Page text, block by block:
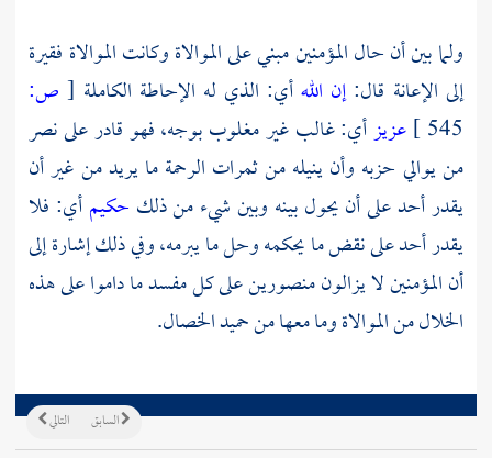
ولما بين أن حال المؤمنين مبني على الموالاة وكانت الموالاة فقيرة
إلى الإعانة قال:إن اللهأي: الذي له الإحاطة الكاملة [ ص:
545 ] عزيزأي: غالب غير مغلوب بوجه، فهو قادر على نصر
من يوالي حزبه وأن ينيله من ثمرات الرحمة ما يريد من غير أن
يقدر أحد على أن يحول بينه وبين شيء من ذلك حكيمأي: فلا
يقدر أحد على نقض ما يحكمه وحل ما يبرمه، وفي ذلك إشارة إلى
أن المؤمنين لا يزالون منصورين على كل مفسد ما داموا على هذه
الخلال من الموالاة وما معها من حميد الخصال.
التالي السابق